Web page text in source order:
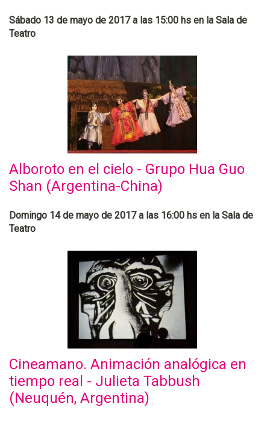
Sábado 13 de mayo de 2017 a las 15:00 hs en la Sala de
Teatro
Alboroto en el cielo - Grupo Hua Guo
Shan (Argentina-China)
Domingo 14 de mayo de 2017 a las 16:00 hs en la Sala de
Teatro
Cineamano. Animación analógica en
tiempo real - Julieta Tabbush
(Neuquén, Argentina)